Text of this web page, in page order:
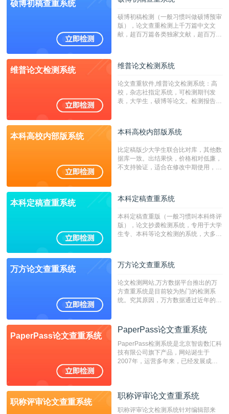
硕博初稿查重系统
硕博初稿检测（一般习惯叫做硕博预审
版），论文查重检测上千万篇中文文
献，超百万篇各类独家文献，超百万港
校用来检测硕博论文的系统，检测范围
广，数据来源真实，检测算法合理!本
字符数30万）
维普论文检测系统 维普论文检测系统
论文查重软件,维普论文检测系统：高
校，杂志社指定系统，可检测期刊发
表，大学生，硕博等论文。检测报告支
本科高校内部版系统 本科高校内部版系统
比定稿版少大学生联合比对库，其他数
据库一致。出结果快，价格相对低廉，
不支持验证，适合在修改中期使用，定
本科定稿查重系统 本科定稿查重系统
本科定稿查重版（一般习惯叫本科终评
版），论文抄袭检测系统，专用于大学
生专、本科等论文检测的系统，大多数
万方论文查重系统 万方论文查重系统
论文检测网站,万方数据平台推出的万
方查重系统是目前较为热门的检测系
统。究其原因，万方数据通过近年的发
检测系统，其真实性和权威性无可厚
非。其次，相对于知网而言，万方检测
费用少，上手容易，是学生初次论文查
重的推荐系统。
PaperPass论文查重系统
PaperPass论文查重系统
PaperPass检测系统是北京智齿数汇科
技有限公司旗下产品，网站诞生于
2007年，运营多年来，已经发展成为
检测速度快、精度高，市场反映良好。
职称评审论文查重系统
职称评审论文查重系统
职称评审论文检测系统针对编辑部来